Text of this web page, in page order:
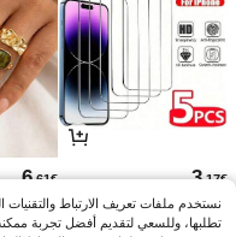
3.17€
6.61€
نستخدم ملفات تعريف الارتباط والتقنيات
تطلبها، وللسعي لتقديم أفضل تجربة